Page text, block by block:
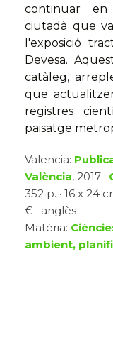
continuar
ciutadà que
l'exposició
Devesa.
catàleg,
que
registres
paisatge
Valencia:
València, 2017 ·
352 p. · 16 x 24
€ · anglès
Matèria:
ambient,